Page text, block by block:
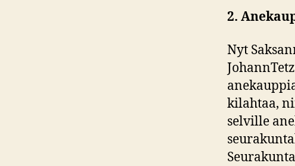
2.
Nyt
kilahtaa,
selville